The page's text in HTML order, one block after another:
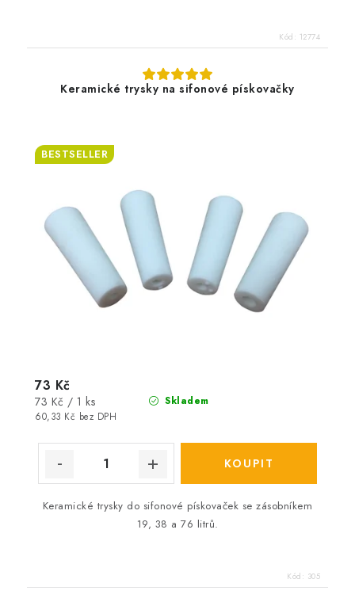
Kód: 12774
Keramické trysky na sifonové pískovačky
BESTSELLER
Skladem
60,33 Kč bez DPH
73 Kč
Měrná
cena:
73 Kč / 1 ks
Keramické trysky do sifonové pískovaček se zásobníkem
19, 38 a 76 litrů.
Kód: 305